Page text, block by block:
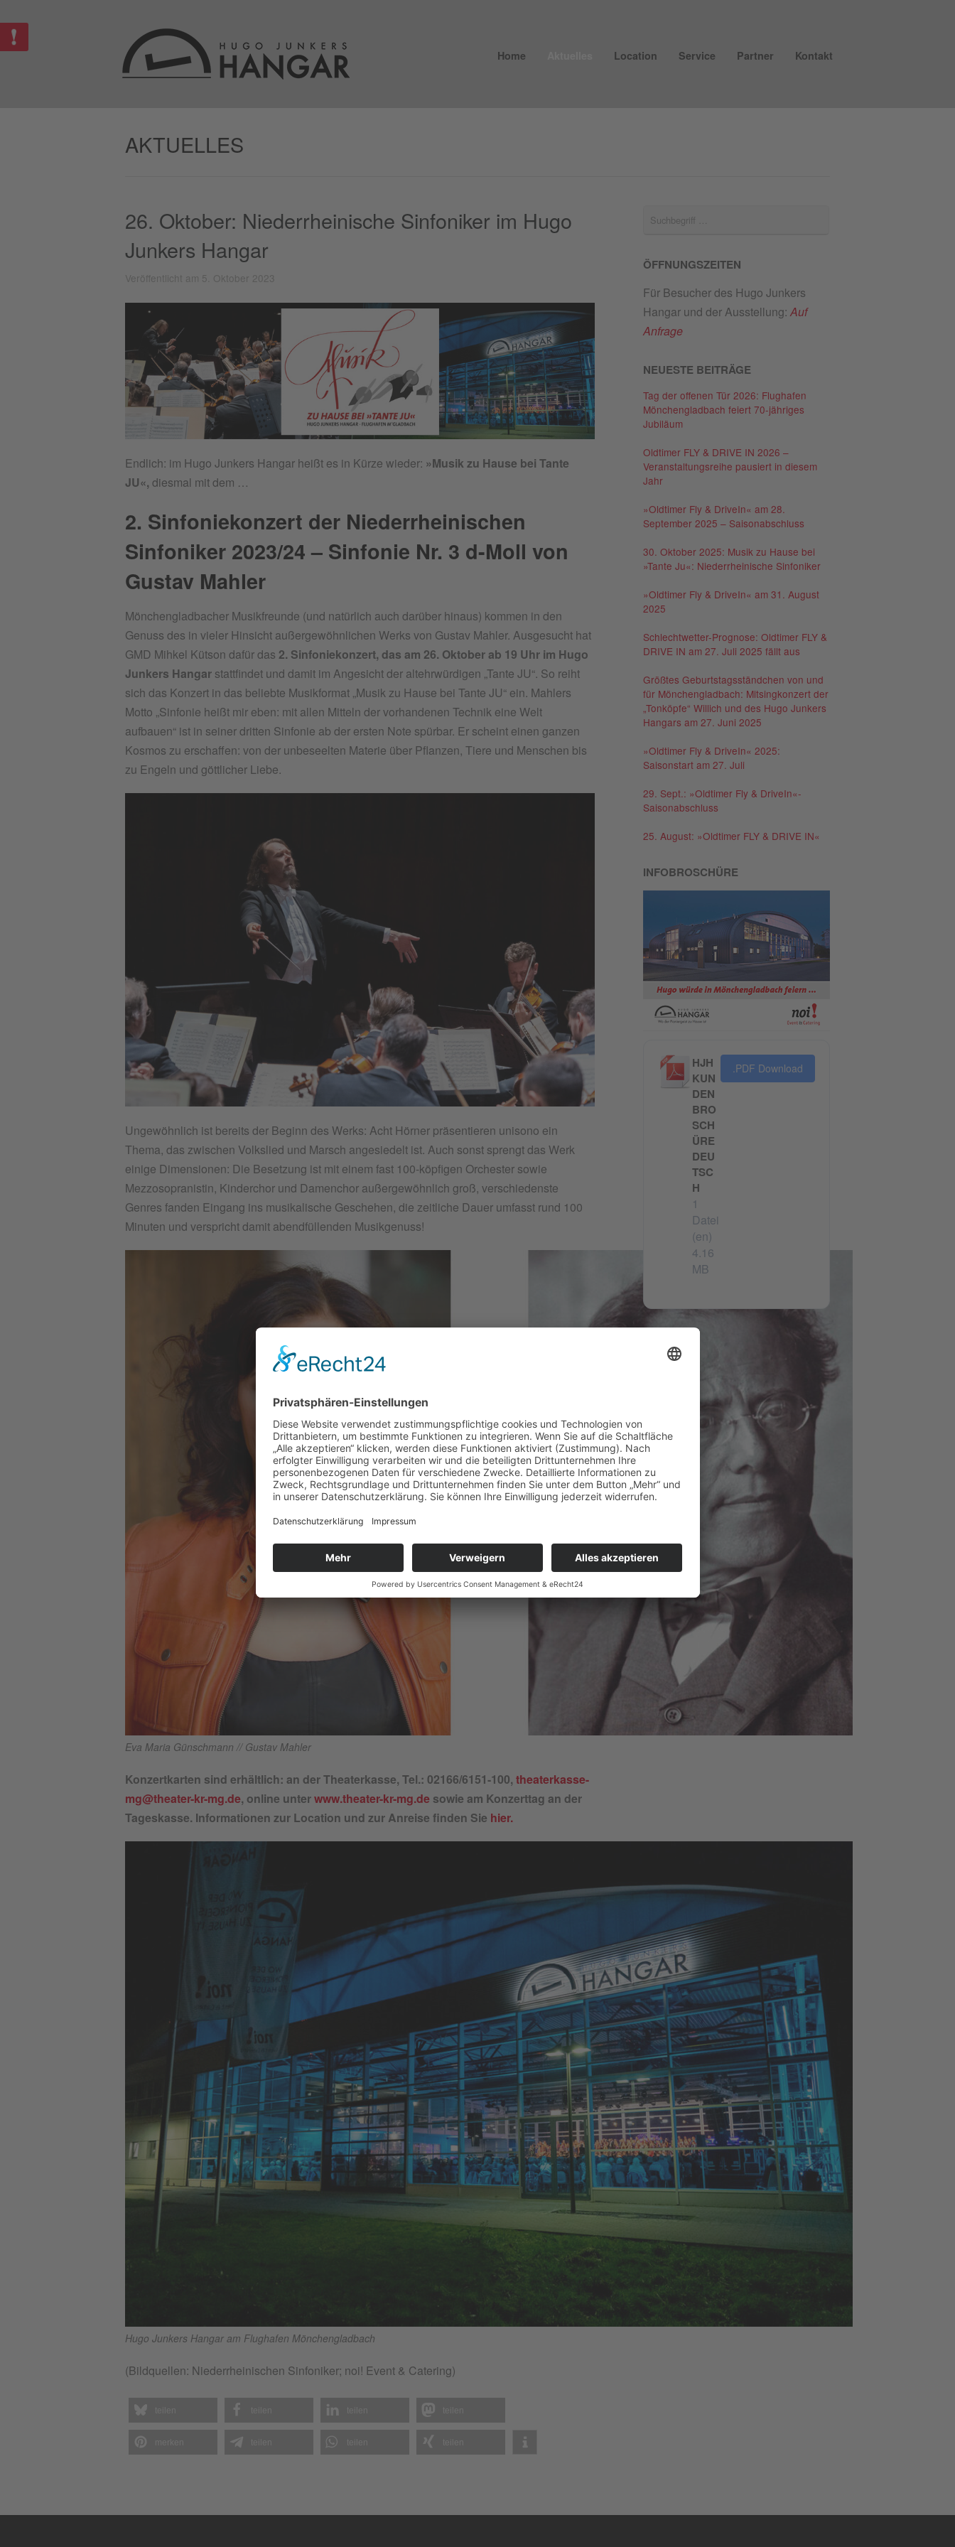
Home Location Service Partner Kontakt
AKTUELLES
26. Oktober: Niederrheinische Sinfoniker im Hugo
Junkers Hangar
Veröffentlicht am 5. Oktober 2023
Endlich: im Hugo Junkers Hangar heißt es in Kürze wieder: »Musik zu Hause bei Tante
JU«, diesmal mit dem …
2. Sinfoniekonzert der Niederrheinischen
Sinfoniker 2023/24 – Sinfonie Nr. 3 d-Moll von
Gustav Mahler
Mönchengladbacher Musikfreunde (und natürlich auch darüber hinaus) kommen in den
Genuss des in vieler Hinsicht außergewöhnlichen Werks von Gustav Mahler. Ausgesucht hat
GMD Mihkel Kütson dafür das 2. Sinfoniekonzert, das am 26. Oktober ab 19 Uhr im Hugo
Junkers Hangar stattfindet und damit im Angesicht der altehrwürdigen „Tante JU“. So reiht
sich das Konzert in das beliebte Musikformat „Musik zu Hause bei Tante JU“ ein. Mahlers
Motto „Sinfonie heißt mir eben: mit allen Mitteln der vorhandenen Technik eine Welt
aufbauen“ ist in seiner dritten Sinfonie ab der ersten Note spürbar. Er scheint einen ganzen
Kosmos zu erschaffen: von der unbeseelten Materie über Pflanzen, Tiere und Menschen bis
zu Engeln und göttlicher Liebe.
Ungewöhnlich ist bereits der Beginn des Werks: Acht Hörner präsentieren unisono ein
Thema, das zwischen Volkslied und Marsch angesiedelt ist. Auch sonst sprengt das Werk
einige Dimensionen: Die Besetzung ist mit einem fast 100-köpfigen Orchester sowie
Mezzosopranistin, Kinderchor und Damenchor außergewöhnlich groß, verschiedenste
Genres fanden Eingang ins musikalische Geschehen, die zeitliche Dauer umfasst rund 100
Minuten und verspricht damit abendfüllenden Musikgenuss!
Eva Maria Günschmann // Gustav Mahler
Konzertkarten sind erhältlich: an der Theaterkasse, Tel.: 02166/6151-100, theaterkasse-
mg@theater-kr-mg.de, online unterwww.theater-kr-mg.de sowie am Konzerttag an der
Tageskasse. Informationen zur Location und zur Anreise finden Sie hier.
Hugo Junkers Hangar am Flughafen Mönchengladbach
(Bildquellen: Niederrheinischen Sinfoniker; noi! Event & Catering)
teilen teilen teilen teilen
teilen teilen teilen
ÖFFNUNGSZEITEN
Für Besucher des Hugo Junkers
Hangar und der Ausstellung:Auf
Anfrage
NEUESTE BEITRÄGE
Tag der offenen Tür 2026: Flughafen
Mönchengladbach feiert 70-jähriges
Jubiläum
Oldtimer FLY & DRIVE IN 2026 –
Veranstaltungsreihe pausiert in diesem
Jahr
»Oldtimer Fly & DriveIn« am 28.
September 2025 – Saisonabschluss
30. Oktober 2025: Musik zu Hause bei
»Tante Ju«: Niederrheinische Sinfoniker
»Oldtimer Fly & DriveIn« am 31. August
2025
Schlechtwetter-Prognose: Oldtimer FLY &
DRIVE IN am 27. Juli 2025 fällt aus
Größtes Geburtstagsständchen von und
für Mönchengladbach: Mitsingkonzert der
„Tonköpfe“ Willich und des Hugo Junkers
Hangars am 27. Juni 2025
»Oldtimer Fly & DriveIn« 2025:
Saisonstart am 27. Juli
29. Sept.: »Oldtimer Fly & DriveIn«-
Saisonabschluss
25. August: »Oldtimer FLY & DRIVE IN«
INFOBROSCHÜRE
HJH
KUN
DEN
BRO
SCH
ÜRE
DEU
TSC
H
1
Datei
(en)
4.16
MB
.PDF Download